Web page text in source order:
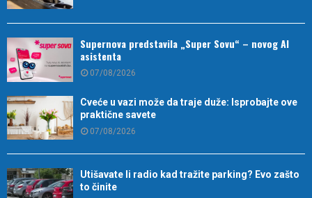
Supernova predstavila „Super Sovu“ – novog AI
asistenta
07/08/2026
Cveće u vazi može da traje duže: Isprobajte ove
praktične savete
07/08/2026
Utišavate li radio kad tražite parking? Evo zašto
to činite